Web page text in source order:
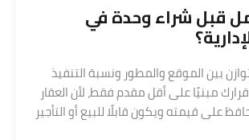
قبل شراء وحدة في
بين الموقع والمطور ونسبة التنفيذ
مبنيًا على أقل مقدم فقط، لأن العقار
على قيمته ويكون قابلًا للبيع أو التأجير